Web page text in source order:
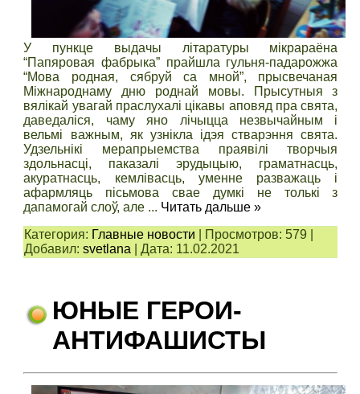
У пункце выдачы літаратуры мікрараёна
“Папяровая фабрыка” прайшла гульня-падарожжа
“Мова родная, сябруй са мной”, прысвечаная
Міжнароднаму дню роднай мовы. Прысутныя з
вялікай увагай праслухалі цікавы аповяд пра свята,
даведаліся, чаму яно лічыцца незвычайным і
вельмі важным, як узнікла ідэя стварэння свята.
Удзельнікі мерапрыемства праявілі творчыя
здольнасці, паказалі эрудыцыю, граматнасць,
акуратнасць, кемлівасць, уменне разважаць і
афармляць пісьмова свае думкі не толькі з
дапамогай слоў, але ... Читать дальше »
Категория: Главные новости Просмотров: 579
Добавил: svetlana |Дата: 11.02.2021
ЮНЫЕ ГЕРОИ-
АНТИФАШИСТЫ